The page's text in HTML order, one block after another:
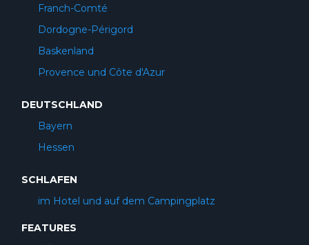
Franch-Comté
Dordogne-Périgord
Baskenland
Provence und Côte d'Azur
DEUTSCHLAND
Bayern
Hessen
SCHLAFEN
im Hotel und auf dem Campingplatz
FEATURES